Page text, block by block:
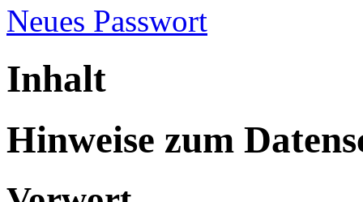
Neues Passwort
Inhalt
Hinweise zum